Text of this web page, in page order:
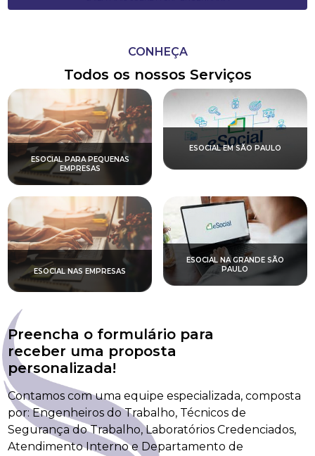
CONHEÇA
Todos os nossos Serviços
ESOCIAL PARA PEQUENAS
EMPRESAS
ESOCIAL EM SÃO PAULO
ESOCIAL NAS EMPRESAS
ESOCIAL NA GRANDE SÃO
PAULO
Preencha o formulário para
receber uma proposta
personalizada!
Contamos com uma equipe especializada, composta
por: Engenheiros do Trabalho, Técnicos de
Segurança do Trabalho, Laboratórios Credenciados,
Atendimento Interno e Departamento de